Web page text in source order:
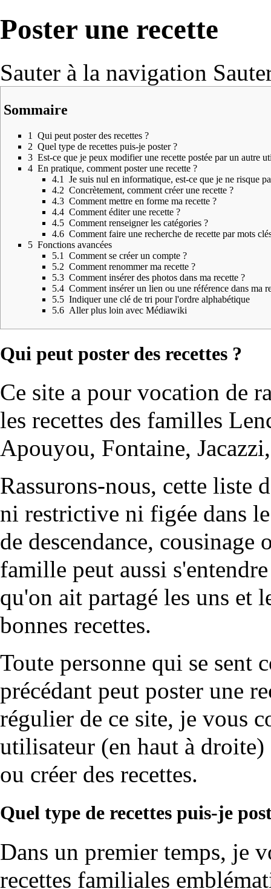
Poster une recette
Sauter à la navigation
Sommaire
1
Qui peut poster des recettes ?
2 Quel type de recettes puis-je poster ?
3 Est-ce que je peux modifier une recette postée par un autre
4 En pratique, comment poster une recette ?
4.1
Je suis nul en informatique, est-ce que je ne risque
4.2 Concrètement, comment créer une recette ?
4.3 Comment mettre en forme ma recette ?
4.4 Comment éditer une recette ?
4.5 Comment renseigner les catégories ?
4.6 Comment faire une recherche de recette par mots
5 Fonctions avancées
5.1
Comment se créer un compte ?
5.2 Comment renommer ma recette ?
5.3 Comment insérer des photos dans ma recette ?
5.4 Comment insérer un lien ou une référence dans ma
5.5 Indiquer une clé de tri pour l'ordre alphabétique
5.6 Aller plus loin avec Médiawiki
Qui peut poster des recettes ?
Ce site a pour vocation de
les recettes des familles
Apouyou, Fontaine,
Rassurons-nous, cette liste
ni restrictive ni figée dans
de descendance,
famille peut aussi
qu'on ait partagé les uns et
bonnes recettes.
Toute personne qui se sent
précédant peut poster une
régulier de ce site, je vous
utilisateur (en haut à
ou créer des recettes.
Quel type de recettes puis-je
Dans un premier temps, je
recettes familiales